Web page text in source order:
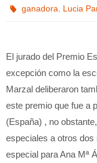
ganadora, Lucia
El jurado del Premio
excepción como la
Marzal deliberaron
este premio que fue a
(España) , no
especiales a otros
especial para Ana Mª